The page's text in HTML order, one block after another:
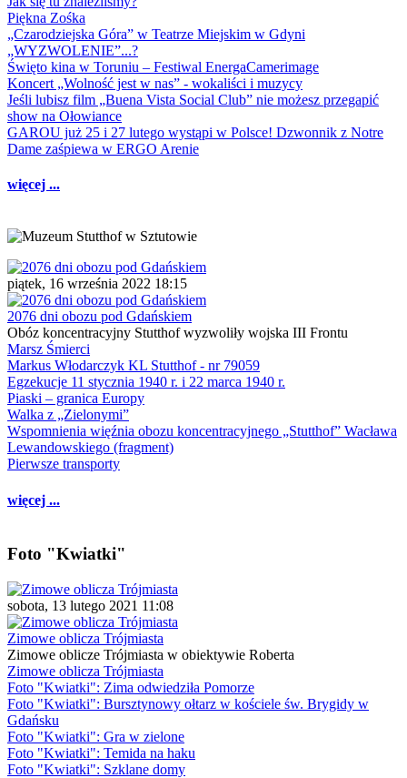
Piękna Zośka
„Czarodziejska Góra” w Teatrze Miejskim w Gdyni
„WYZWOLENIE”...?
Święto kina w Toruniu – Festiwal EnergaCamerimage
Koncert „Wolność jest w nas” - wokaliści i muzycy
Jeśli lubisz film „Buena Vista Social Club” nie możesz przegapić
show na Ołowiance
GAROU już 25 i 27 lutego wystąpi w Polsce! Dzwonnik z Notre
Dame zaśpiewa w ERGO Arenie
więcej ...
piątek, 16 września 2022 18:15
2076 dni obozu pod Gdańskiem
Obóz koncentracyjny Stutthof wyzwoliły wojska III Frontu
Marsz Śmierci
Markus Włodarczyk KL Stutthof - nr 79059
Egzekucje 11 stycznia 1940 r. i 22 marca 1940 r.
Piaski – granica Europy
Walka z „Zielonymi”
Wspomnienia więźnia obozu koncentracyjnego „Stutthof” Wacława
Lewandowskiego (fragment)
Pierwsze transporty
więcej ...
Foto "Kwiatki"
sobota, 13 lutego 2021 11:08
Zimowe oblicza Trójmiasta
Zimowe oblicze Trójmiasta w obiektywie Roberta
Zimowe oblicza Trójmiasta
Foto "Kwiatki": Zima odwiedziła Pomorze
Foto "Kwiatki": Bursztynowy ołtarz w kościele św. Brygidy w
Gdańsku
Foto "Kwiatki": Gra w zielone
Foto "Kwiatki": Temida na haku
Foto "Kwiatki": Szklane domy